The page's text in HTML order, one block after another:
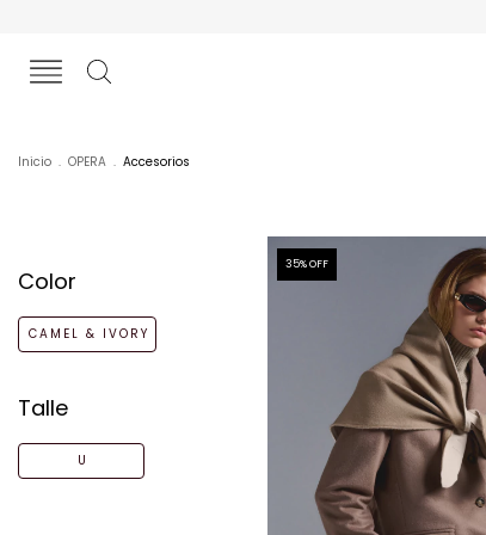
Inicio . OPERA . Accesorios
Color
CAMEL & IVORY
Talle
U
35% OFF